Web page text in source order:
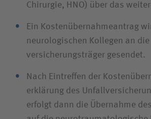
Chirurgie, HNO) über das
Ein Kosten­übernahme­antrag
neurologischen Kollegen an
versicherungs­träger gesendet.
Nach Eintreffen der
erklärung des
erfolgt dann die Übernahme